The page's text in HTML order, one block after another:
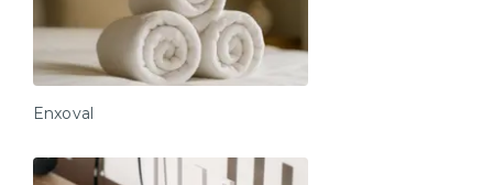
Enxoval